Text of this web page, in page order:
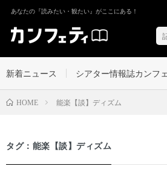
あなたの『読みたい・観たい』がここにある！
新着ニュース シアター情報誌カンフ
HOME 能楽【談】ディズム
タグ：能楽【談】ディズム